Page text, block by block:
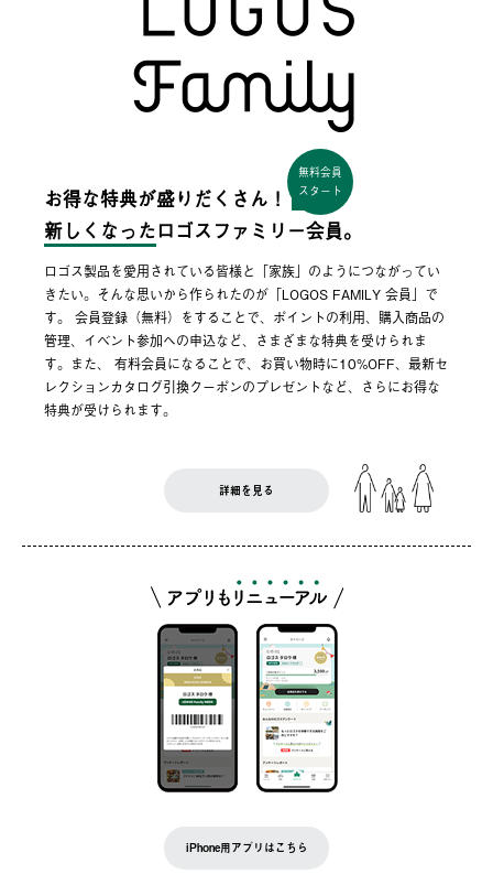
お得な特典が盛りだくさん！
無料会員
スタート
新しくなった ロゴスファミリー会員。
ロゴス製品を愛用されている皆様と「家族」のようにつながってい
きたい。そんな思いから作られたのが「LOGOS FAMILY 会員」で
す。 会員登録（無料）をすることで、ポイントの利用、購入商品の
管理、イベント参加への申込など、さまざまな特典を受けられま
す。また、 有料会員になることで、お買い物時に10%OFF、最新セ
レクションカタログ引換クーポンのプレゼントなど、さらにお得な
特典が受けられます。
詳細を見る
iPhone用アプリはこちら